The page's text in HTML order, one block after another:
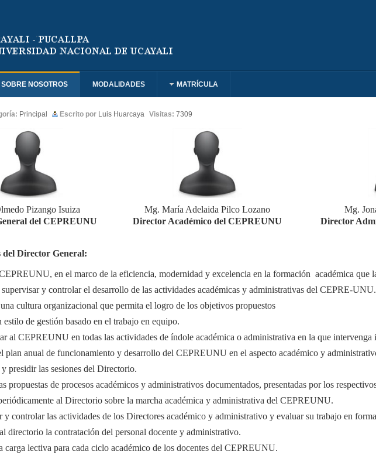
SOBRE NOSOTROS MODALIDADES MATRÍCULA
Principal Escrito por Luis Huarcaya Visitas: 7309
Pizango Isuiza
del CEPREUNU
Mg. María Adelaida Pilco Lozano
Director Académico del CEPREUNU
Mg.
Director
del Director General:
en el marco de la eficiencia, modernidad y excelencia en la formación académica que
y controlar el desarrollo de las actividades académicas y administrativas del CEPRE-UNU.
cultura organizacional que permita el logro de los objetivos propuestos
estilo de gestión basado en el trabajo en equipo.
al CEPREUNU en todas las actividades de índole académica o administrativa en la que intervenga
plan anual de funcionamiento y desarrollo del CEPREUNU en el aspecto académico y
presidir las sesiones del Directorio.
propuestas de procesos académicos y administrativos documentados, presentadas por los
al Directorio sobre la marcha académica y administrativa del CEPREUNU.
y controlar las actividades de los Directores académico y administrativo y evaluar su trabajo en
directorio la contratación del personal docente y administrativo.
carga lectiva para cada ciclo académico de los docentes del CEPREUNU.